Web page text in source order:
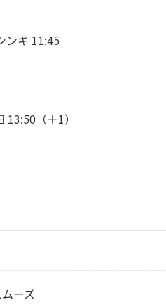
ンキ 11:45
（＋1）
ーズ